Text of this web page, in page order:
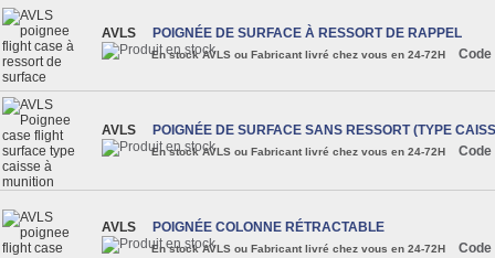
AVLS POIGNÉE DE SURFACE À RESSORT DE RAPPEL
En stock AVLS ou Fabricant livré chez vous en 24-72H Code
AVLS POIGNÉE DE SURFACE SANS RESSORT (TYPE
En stock AVLS ou Fabricant livré chez vous en 24-72H Code
AVLS POIGNÉE COLONNE RÉTRACTABLE
En stock AVLS ou Fabricant livré chez vous en 24-72H Code